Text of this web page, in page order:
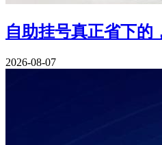
自助挂号真正省下的
2026-08-07